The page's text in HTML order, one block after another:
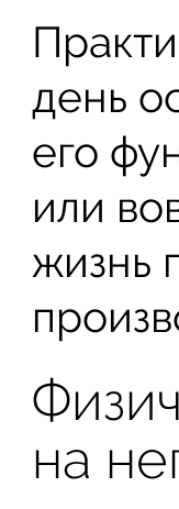
день
его
или
жизнь
на